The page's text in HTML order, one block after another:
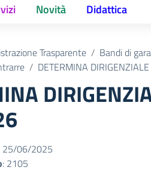
Novità Didattica
Trasparente Bandi di
DETERMINA
25/06/2025
: 2105